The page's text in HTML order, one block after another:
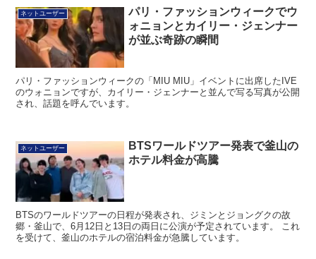
ォニョンとカイリー・ジェンナー
が並ぶ奇跡の瞬間
パリ・ファッションウィークの「MIU MIU」イベントに出席したIVE
のウォニョンですが、カイリー・ジェンナーと並んで写る写真が公開
され、話題を呼んでいます。
ホテル料金が高騰
BTSのワールドツアーの日程が発表され、ジミンとジョングクの故
郷・釜山で、6月12日と13日の両日に公演が予定されています。 これ
を受けて、釜山のホテルの宿泊料金が急騰しています。